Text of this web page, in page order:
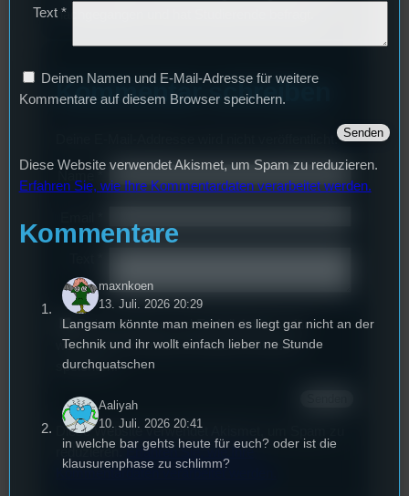
nachgegangen und hat Studierende befragt.
Kommentar schreiben
Deine E-Mail-Addresse wird nicht veröffentlicht.
Deinen Namen und E-Mail-Adresse für
weitere Kommentare auf diesem Browser
speichern.
Diese Website verwendet Akismet, um Spam zu
reduzieren.Erfahren Sie, wie Ihre
Kommentardaten verarbeitet werden.
Text *
Deinen Namen und E-Mail-Adresse für weitere
Kommentare auf diesem Browser speichern.
Diese Website verwendet Akismet, um Spam zu reduzieren.
Erfahren Sie, wie Ihre Kommentardaten verarbeitet werden.
Kommentare
maxnkoen
13. Juli. 2026 20:29
Langsam könnte man meinen es liegt gar nicht an der
Technik und ihr wollt einfach lieber ne Stunde
durchquatschen
Aaliyah
10. Juli. 2026 20:41
in welche bar gehts heute für euch? oder ist die
klausurenphase zu schlimm?